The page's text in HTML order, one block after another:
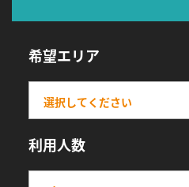
希望エリア
利用人数